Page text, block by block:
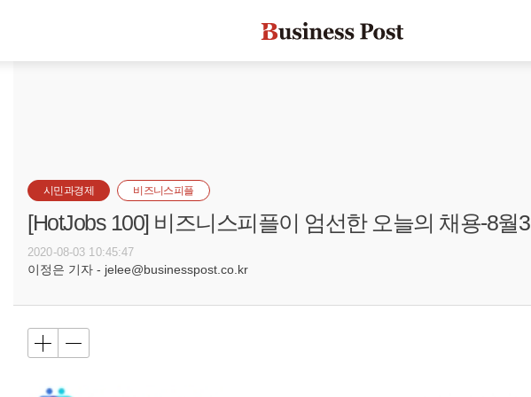
시민과경제 비즈니스피플
[HotJobs 100] 비즈니스피플이 엄선한 오늘의 채용-8월
2020-08-03 10:45:47
이정은 기자 - jelee@businesspost.co.kr